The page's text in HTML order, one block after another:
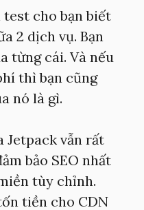
test cho bạn biết
2 dịch vụ. Bạn
từng cái. Và nếu
thì bạn cũng
nó là gì.
Jetpack vẫn rất
bảo SEO nhất
tùy chỉnh.
tiền cho CDN